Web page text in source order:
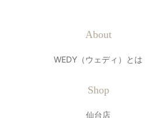
About
WEDY（ウェディ）とは
Shop
仙台店